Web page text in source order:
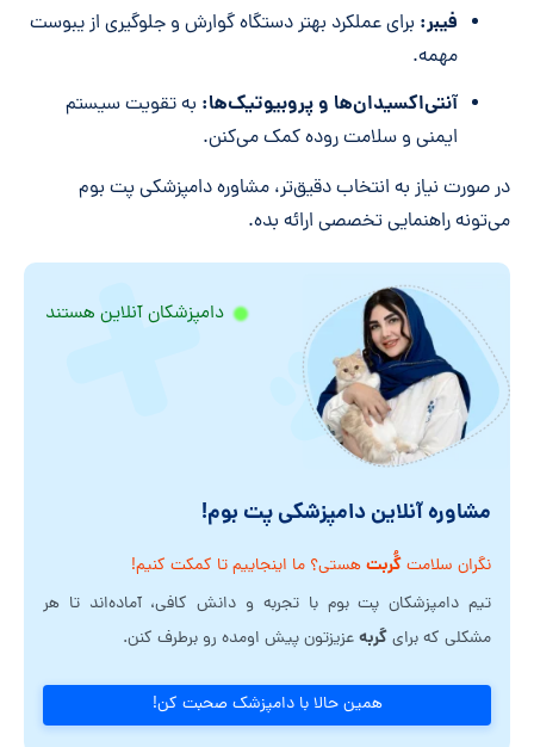
فیبر: برای عملکرد بهتر دستگاه گوارش و جلوگیری از یبوست
مهمه.
آنتی‌اکسیدان‌ها و پروبیوتیک‌ها: به تقویت سیستم
ایمنی و سلامت روده کمک می‌کنن.
در صورت نیاز به انتخاب دقیق‌تر، مشاوره دامپزشکی پت بوم
می‌تونه راهنمایی تخصصی ارائه بده.
دامپزشکان آنلاین هستند
مشاوره آنلاین دامپزشکی پت بوم!
نگران سلامتگُربتهستی؟ ما اینجاییم تا کمکت کنیم!
تیم دامپزشکان پت بوم با تجربه و دانش کافی، آماده‌اند تا هر
مشکلی که برایگربهعزیزتون پیش اومده رو برطرف کنن.
همین حالا با دامپزشک صحبت کن!